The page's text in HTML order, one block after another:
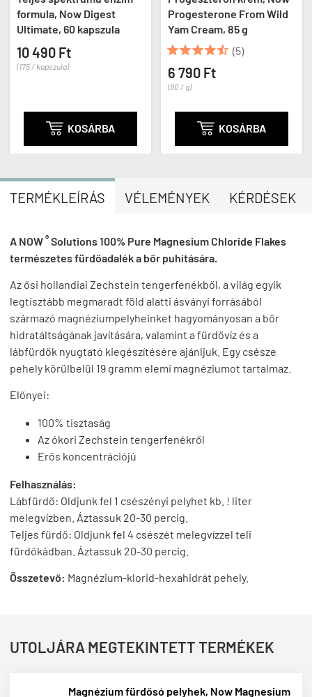
formula, Now Digest
Ultimate, 60 kapszula
10 490 Ft
(175 / kapszula)
 KOSÁRBA
Progesterone From Wild
Yam Cream, 85 g
 (5)
6 790 Ft
(80 / g)
 KOSÁRBA
TERMÉKLEÍRÁS VÉLEMÉNYEK KÉRDÉSEK
A NOW ® Solutions 100% Pure Magnesium Chloride Flakes
természetes fürdőadalék a bőr puhítására.
Az ősi hollandiai Zechstein tengerfenékből, a világ egyik
legtisztább megmaradt föld alatti ásványi forrásából
származó magnéziumpelyheinket hagyományosan a bőr
hidratáltságának javítására, valamint a fürdővíz és a
lábfürdők nyugtató kiegészítésére ajánljuk. Egy csésze
pehely körülbelül 19 gramm elemi magnéziumot tartalmaz.
Előnyei:
100% tisztaság
Az ókori Zechstein tengerfenékről
Erős koncentrációjú
Felhasználás:
Lábfürdő: Oldjunk fel 1 csészényi pelyhet kb. ! liter
melegvízben. Áztassuk 20-30 percig.
Teljes fürdő: Oldjunk fel 4 csészét melegvízzel teli
fürdőkádban. Áztassuk 20-30 percig.
Összetevő: Magnézium-klorid-hexahidrát pehely.
UTOLJÁRA MEGTEKINTETT TERMÉKEK
Magnézium fürdősó pelyhek, Now Magnesium